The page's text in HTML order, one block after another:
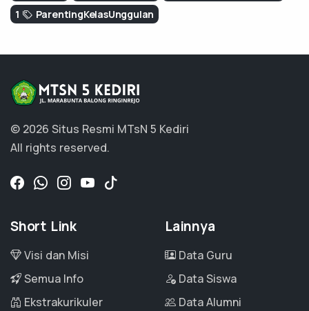
1
ParentingKelasUnggulan
© 2026 Situs Resmi MTsN 5 Kediri
All rights reserved.
Short Link
Visi dan Misi
Semua Info
Ekstrakurikuler
Lainnya
Data Guru
Data Siswa
Data Alumni